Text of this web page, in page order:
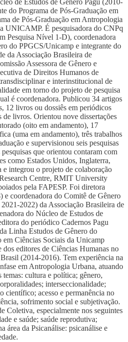
de Estudos de Gênero Pagu (2010-
do Programa de Pós-Graduação em
de Pós-Graduação em Antropologia
UNICAMP. É pesquisadora do CNPq
Pesquisa Nível 1-D), coordenadora
do PPGCS/Unicamp e integrante do
da Associação Brasileira de
Assessora de Gênero e
de Direitos Humanos de
e interinstitucional de
em torno do projeto de pesquisa
é coordenadora. Publicou 34 artigos
12 livros ou dossiês em periódicos
de livros. Orientou nove dissertações
(oito em andamento), 17
(uma em andamento), três trabalhos
e supervisionou seis pesquisas
que orientou contaram com
como Estados Unidos, Inglaterra,
integrou o projeto de colaboração
Centre, RMIT University
pela FAPESP. Foi diretora
e coordenadora do Comitê de Gênero
2022) da Associação Brasileira de
do Núcleo de Estudos de
do periódico Cadernos Pagu
Linha Estudos de Gênero do
em Ciências Sociais da Unicamp
dos editores de Ciências Humanas no
(2014-2016). Tem experiência na
em Antropologia Urbana, atuando
cultura e política; gênero,
interseccionalidade;
científico; acesso e permanência no
sofrimento social e subjetivação.
Coletiva, especialmente nos seguintes
e saúde; saúde reprodutiva;
área da Psicanálise: psicanálise e